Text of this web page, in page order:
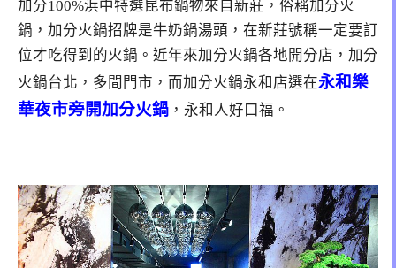
加分100%浜中特選昆布鍋物來自新莊，俗稱加分火
鍋，加分火鍋招牌是牛奶鍋湯頭，在新莊號稱一定要訂
位才吃得到的火鍋。近年來加分火鍋各地開分店，加分
火鍋台北，多間門市，而加分火鍋永和店選在永和樂
華夜市旁開加分火鍋 ，永和人好口福。